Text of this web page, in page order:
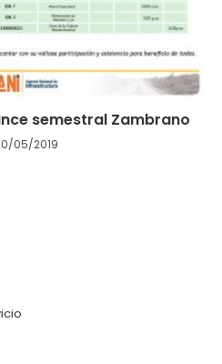
semestral Zambrano
05/2019